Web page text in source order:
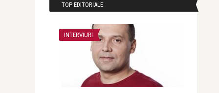
TOP EDITORIALE
INTERVIURI